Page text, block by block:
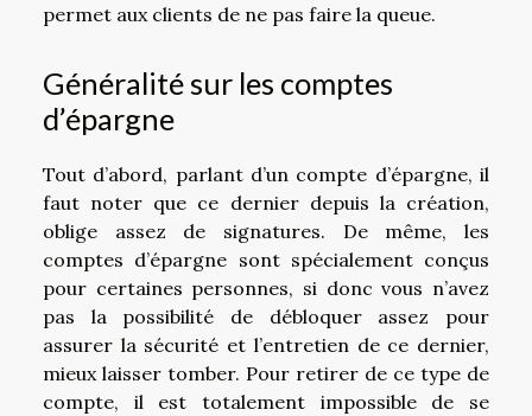
permet aux clients de ne pas faire la queue.
Généralité sur les comptes
d’épargne
Tout d’abord, parlant d’un compte d’épargne, il
faut noter que ce dernier depuis la création,
oblige assez de signatures. De même, les
comptes d’épargne sont spécialement conçus
pour certaines personnes, si donc vous n’avez
pas la possibilité de débloquer assez pour
assurer la sécurité et l’entretien de ce dernier,
mieux laisser tomber. Pour retirer de ce type de
compte, il est totalement impossible de se